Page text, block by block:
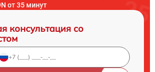
от 35 минут
консультация со